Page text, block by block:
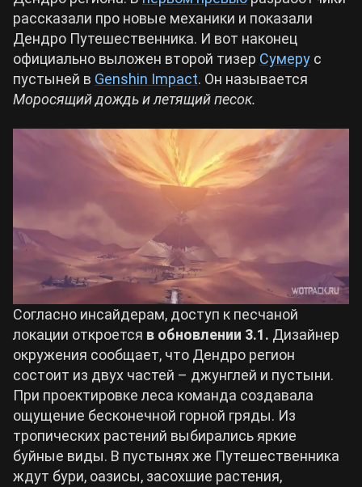
Crimson Desert
Zenless Zone Zero
Kingdom Come: Deliverance 2
Wuthering Waves
Roblox
Hogwarts Legacy
Cyberpunk 2077
Все игры
Билды Arknights: Endfield
Билды Wuthering Waves
Билды Cyberpunk 2077
Билды Path of Exile 2
рассказали про новые механики и показали
Дендро Путешественника. И вот наконец
официально выложен второй тизер Сумеру с
пустыней в Genshin Impact. Он называется
Моросящий дождь и летящий песок.
Согласно инсайдерам, доступ к песчаной
локации откроется в обновлении 3.1. Дизайнер
окружения сообщает, что Дендро регион
состоит из двух частей – джунглей и пустыни.
При проектировке леса команда создавала
ощущение бесконечной горной гряды. Из
тропических растений выбирались яркие
буйные виды. В пустынях же Путешественника
ждут бури, оазисы, засохшие растения,